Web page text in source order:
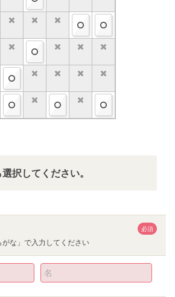
択してください。
必須
がな」で入力してください